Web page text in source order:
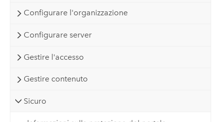
Configurare l'organizzazione
Configurare server
Gestire l'accesso
Gestire contenuto
Sicuro